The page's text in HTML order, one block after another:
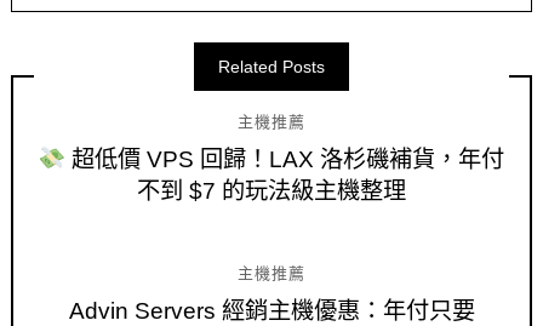
Related Posts
主機推薦
超低價 VPS 回歸！LAX 洛杉磯補貨，年付
不到 $7 的玩法級主機整理
主機推薦
Advin Servers 經銷主機優惠：年付只要